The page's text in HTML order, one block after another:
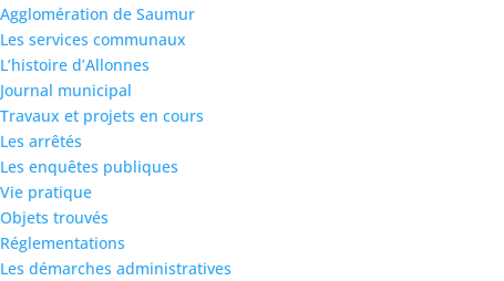
Agglomération de Saumur
Les services communaux
L’histoire d’Allonnes
Journal municipal
Travaux et projets en cours
Les arrêtés
Les enquêtes publiques
Vie pratique
Objets trouvés
Réglementations
Les démarches administratives